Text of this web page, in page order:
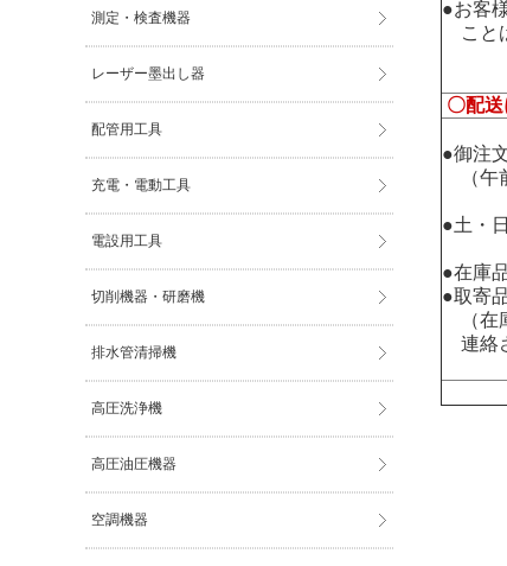
●お客
こと
〇配
●御注
（午
●土・
●在庫
●取寄
（在
連絡
測定・検査機器
レーザー墨出し器
配管用工具
充電・電動工具
電設用工具
切削機器・研磨機
排水管清掃機
高圧洗浄機
高圧油圧機器
空調機器